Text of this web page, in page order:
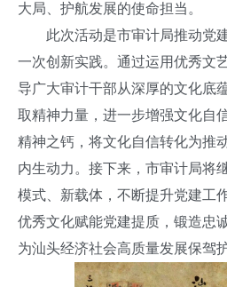
大局、护航发展的使命担当。
此次活动是市审计局推动党建
一次创新实践。通过运用优秀文
导广大审计干部从深厚的文化底
取精神力量，进一步增强文化自
精神之钙，将文化自信转化为推
内生动力。接下来，市审计局将
模式、新载体，不断提升党建工
优秀文化赋能党建提质，锻造忠
为汕头经济社会高质量发展保驾护